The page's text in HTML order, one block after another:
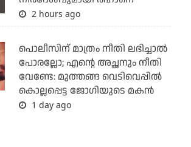
2 hours ago
പൊലീസിന് മാത്രം നീതി ലഭിച്ചാല്‍
പോരല്ലോ; എന്റെ അച്ഛനും നീതി
വേണ്ടേ: മുത്തങ്ങ വെടിവെപ്പില്‍
കൊല്ലപ്പെട്ട ജോഗിയുടെ മകന്‍
1 day ago